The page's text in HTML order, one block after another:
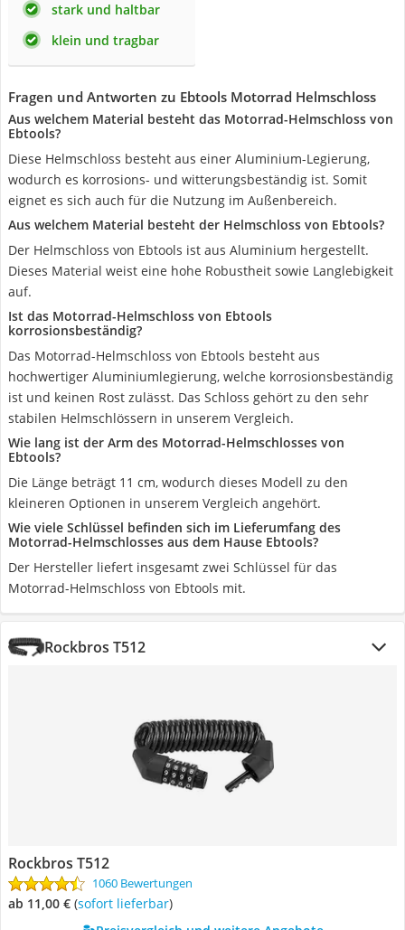
stark und haltbar
klein und tragbar
Fragen und Antworten zu Ebtools Motorrad Helmschloss
Aus welchem Material besteht das Motorrad-Helmschloss von
Ebtools?
Diese Helmschloss besteht aus einer Aluminium-Legierung,
wodurch es korrosions- und witterungsbeständig ist. Somit
eignet es sich auch für die Nutzung im Außenbereich.
Aus welchem Material besteht der Helmschloss von Ebtools?
Der Helmschloss von Ebtools ist aus Aluminium hergestellt.
Dieses Material weist eine hohe Robustheit sowie Langlebigkeit
auf.
Ist das Motorrad-Helmschloss von Ebtools
korrosionsbeständig?
Das Motorrad-Helmschloss von Ebtools besteht aus
hochwertiger Aluminiumlegierung, welche korrosionsbeständig
ist und keinen Rost zulässt. Das Schloss gehört zu den sehr
stabilen Helmschlössern in unserem Vergleich.
Wie lang ist der Arm des Motorrad-Helmschlosses von
Ebtools?
Die Länge beträgt 11 cm, wodurch dieses Modell zu den
kleineren Optionen in unserem Vergleich angehört.
Wie viele Schlüssel befinden sich im Lieferumfang des
Motorrad-Helmschlosses aus dem Hause Ebtools?
Der Hersteller liefert insgesamt zwei Schlüssel für das
Motorrad-Helmschloss von Ebtools mit.
Rockbros T512
Rockbros T512
1060 Bewertungen
ab 11,00 € ( Sofort lieferbar)